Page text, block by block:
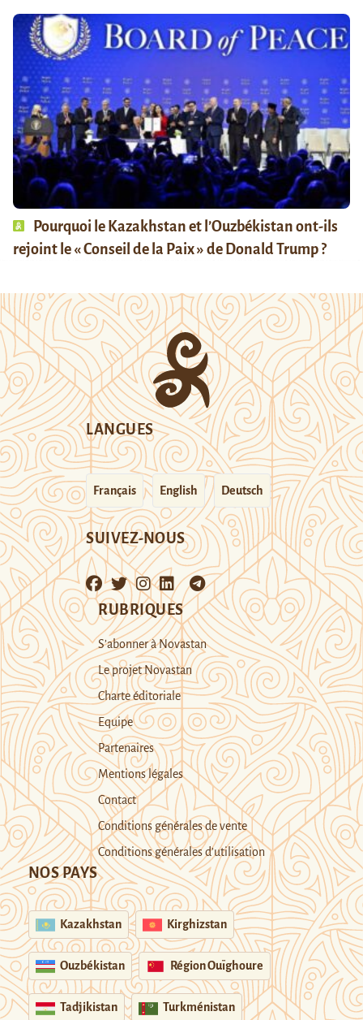
Pourquoi le Kazakhstan et l’Ouzbékistan ont-ils
rejoint le « Conseil de la Paix » de Donald Trump ?
LANGUES
Français English Deutsch
SUIVEZ-NOUS
RUBRIQUES
S’abonner à Novastan
Le projet Novastan
Charte éditoriale
Equipe
Partenaires
Mentions légales
Contact
Conditions générales de vente
Conditions générales d’utilisation
NOS PAYS
Kazakhstan Kirghizstan
Ouzbékistan Région Ouïghoure
Tadjikistan Turkménistan